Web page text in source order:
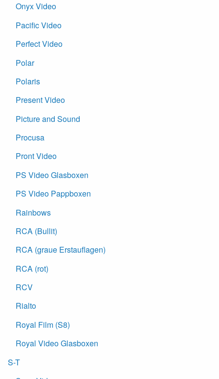
Onyx Video
Pacific Video
Perfect Video
Polar
Polaris
Present Video
Picture and Sound
Procusa
Pront Video
PS Video Glasboxen
PS Video Pappboxen
Rainbows
RCA (Bullit)
RCA (graue Erstauflagen)
RCA (rot)
RCV
Rialto
Royal Film (S8)
Royal Video Glasboxen
S-T